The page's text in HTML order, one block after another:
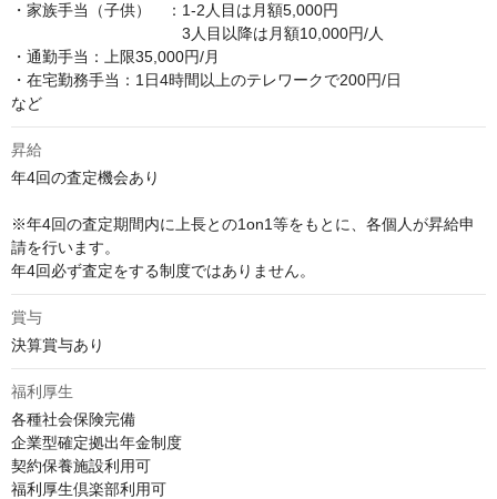
・家族手当（子供）　：1-2人目は月額5,000円
3人目以降は月額10,000円/人
・通勤手当：上限35,000円/月
・在宅勤務手当：1日4時間以上のテレワークで200円/日
など
昇給
年4回の査定機会あり
※年4回の査定期間内に上長との1on1等をもとに、各個人が昇給申
請を行います。
年4回必ず査定をする制度ではありません。
賞与
決算賞与あり
福利厚生
各種社会保険完備
企業型確定拠出年金制度
契約保養施設利用可
福利厚生倶楽部利用可